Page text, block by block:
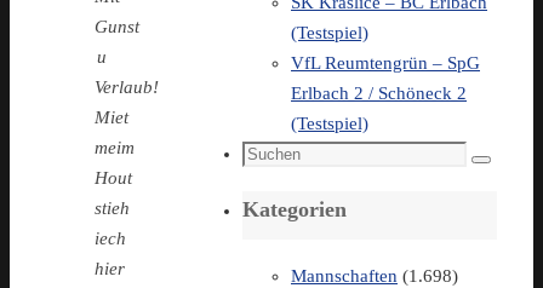
Gunst
u
Verlaub!
Miet
meim
Hout
stieh
iech
hier
(Testspiel)
VfL Reumtengrün – SpG
Erlbach 2 / Schöneck 2
(Testspiel)
Suchen
Suchen
Kategorien
Mannschaften (1.698)